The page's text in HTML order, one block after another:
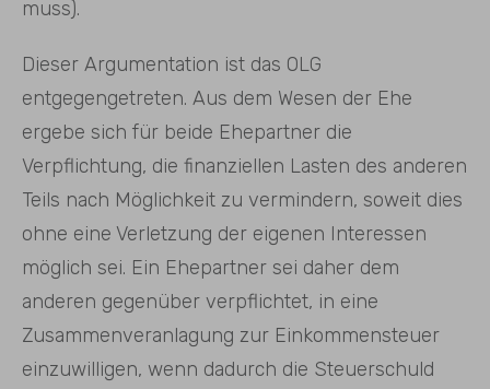
muss).
Dieser Argumentation ist das OLG
entgegengetreten. Aus dem Wesen der Ehe
ergebe sich für beide Ehepartner die
Verpflichtung, die finanziellen Lasten des anderen
Teils nach Möglichkeit zu vermindern, soweit dies
ohne eine Verletzung der eigenen Interessen
möglich sei. Ein Ehepartner sei daher dem
anderen gegenüber verpflichtet, in eine
Zusammenveranlagung zur Einkommensteuer
einzuwilligen, wenn dadurch die Steuerschuld